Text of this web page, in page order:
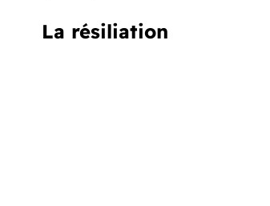
La résiliation